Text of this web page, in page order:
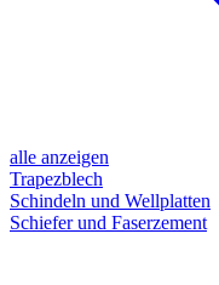
alle anzeigen
Trapezblech
Schindeln und Wellplatten
Schiefer und Faserzement